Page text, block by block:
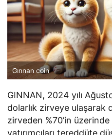
Gınnan coin
GINNAN, 2024 yılı
dolarlık zirveye ulaşarak
zirveden %70’in
yatırımcıları tereddüte